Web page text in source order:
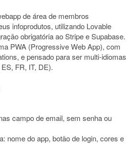
de área de membros
infoprodutos, utilizando Lovable
obrigatória ao Stripe e Supabase.
PWA (Progressive Web App), com
e pensado para ser multi-idiomas
FR, IT, DE).
campo de email, sem senha ou
nome do app, botão de login, cores e